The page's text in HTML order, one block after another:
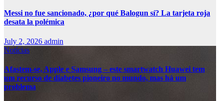
Messi no fue sancionado, ¿por qué Balogun sí? La tarjeta roja
desata la polémica
July 2, 2026 admin
Notícias
Afastem-se, Apple e Samsung – este smartwatch Huawei tem
um recurso de diabetes pioneiro no mundo, mas há um
problema